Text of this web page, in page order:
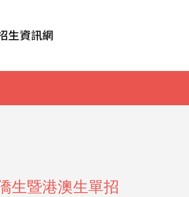
生暨港澳生單招